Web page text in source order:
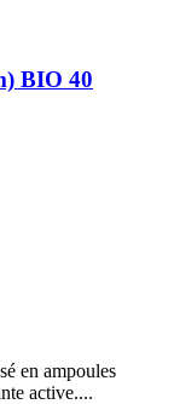
BIO 40
en ampoules
active....